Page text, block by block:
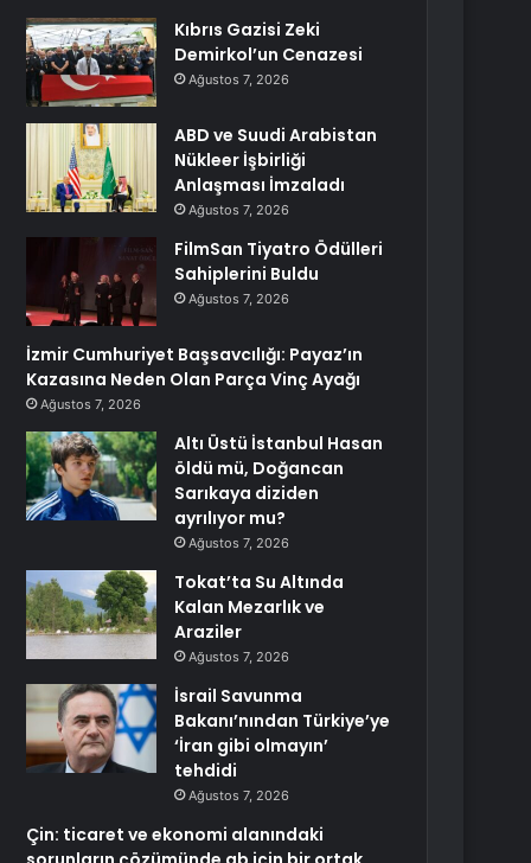
Kıbrıs Gazisi Zeki
Demirkol’un Cenazesi
Ağustos 7, 2026
ABD ve Suudi Arabistan
Nükleer İşbirliği
Anlaşması İmzaladı
Ağustos 7, 2026
FilmSan Tiyatro Ödülleri
Sahiplerini Buldu
Ağustos 7, 2026
İzmir Cumhuriyet Başsavcılığı: Payaz’ın
Kazasına Neden Olan Parça Vinç Ayağı
Ağustos 7, 2026
Altı Üstü İstanbul Hasan
öldü mü, Doğancan
Sarıkaya diziden
ayrılıyor mu?
Ağustos 7, 2026
Tokat’ta Su Altında
Kalan Mezarlık ve
Araziler
Ağustos 7, 2026
İsrail Savunma
Bakanı’nından Türkiye’ye
‘İran gibi olmayın’
tehdidi
Ağustos 7, 2026
Çin: ticaret ve ekonomi alanındaki